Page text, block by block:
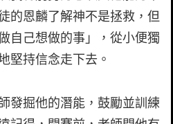
的恩麟了解神不是拯救，但
自己想做的事」，從小便獨
堅持信念走下去。
發掘他的潛能，鼓勵並訓練